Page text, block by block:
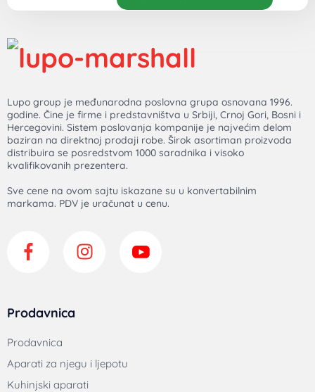
Lupo group je međunarodna poslovna grupa osnovana 1996.
godine. Čine je firme i predstavništva u Srbiji, Crnoj Gori, Bosni i
Hercegovini. Sistem poslovanja kompanije je najvećim delom
baziran na direktnoj prodaji robe. Širok asortiman proizvoda
distribuira se posredstvom 1000 saradnika i visoko
kvalifikovanih prezentera.
Sve cene na ovom sajtu iskazane su u konvertabilnim
markama. PDV je uračunat u cenu.
Prodavnica
Prodavnica
Aparati za njegu i ljepotu
Kuhinjski aparati